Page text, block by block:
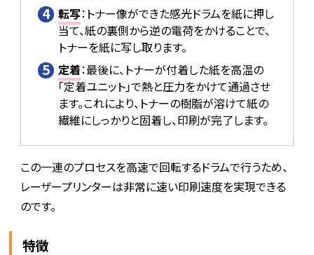
転写：トナー像ができた感光ドラムを紙に押し
当て、紙の裏側から逆の電荷をかけることで、
トナーを紙に写し取ります。
定着：最後に、トナーが付着した紙を高温の
「定着ユニット」で熱と圧力をかけて通過させ
ます。これにより、トナーの樹脂が溶けて紙の
繊維にしっかりと固着し、印刷が完了します。
この一連のプロセスを高速で回転するドラムで行うため、
レーザープリンターは非常に速い印刷速度を実現できる
のです。
特徴